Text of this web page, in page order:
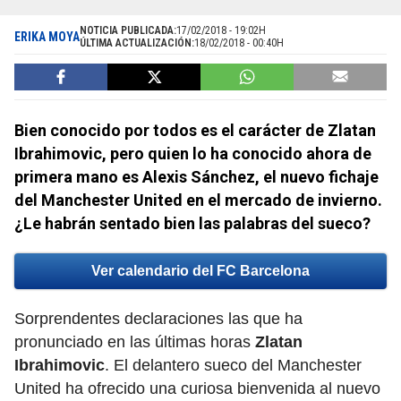
ERIKA MOYANOTICIA PUBLICADA:17/02/2018 - 19:02H
ÚLTIMA ACTUALIZACIÓN:18/02/2018 - 00:40H
Bien conocido por todos es el carácter de Zlatan
Ibrahimovic, pero quien lo ha conocido ahora de
primera mano es Alexis Sánchez, el nuevo fichaje
del Manchester United en el mercado de invierno.
¿Le habrán sentado bien las palabras del sueco?
Ver calendario del FC Barcelona
Sorprendentes declaraciones las que ha
pronunciado en las últimas horas Zlatan
Ibrahimovic. El delantero sueco del Manchester
United ha ofrecido una curiosa bienvenida al nuevo